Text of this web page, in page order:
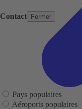
Contact Fermer
Pays populaires
Aéroports populaires